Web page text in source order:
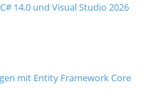
14.0 und Visual Studio 2026
mit Entity Framework Core